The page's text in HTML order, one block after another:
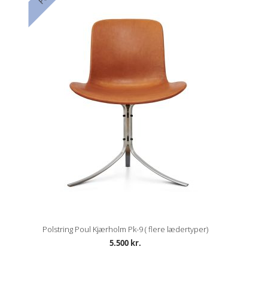
Polstring Poul Kjærholm Pk-9 ( flere lædertyper)
5.500 kr.